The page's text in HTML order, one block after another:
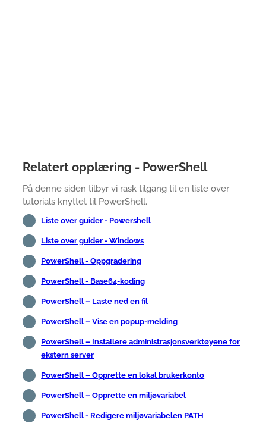
Relatert opplæring - PowerShell
På denne siden tilbyr vi rask tilgang til en liste over
tutorials knyttet til PowerShell.
Liste over guider - Powershell
Liste over guider - Windows
PowerShell - Oppgradering
PowerShell - Base64-koding
PowerShell – Laste ned en fil
PowerShell – Vise en popup-melding
PowerShell – Installere administrasjonsverktøyene for
ekstern server
PowerShell – Opprette en lokal brukerkonto
PowerShell – Opprette en miljøvariabel
PowerShell - Redigere miljøvariabelen PATH